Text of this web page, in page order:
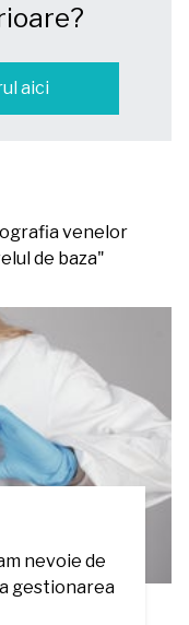
aici
venelor
de baza"
nevoie de
gestionarea